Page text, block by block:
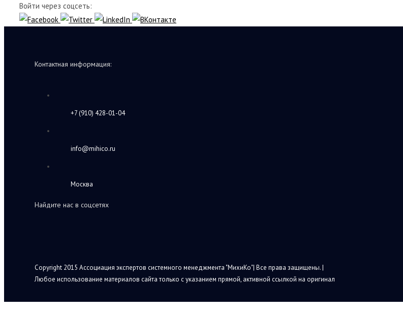
Войти через соцсеть:
Контактная информация:
+7 (910) 428-01-04
info@mihico.ru
Москва
Найдите нас в соцсетях
Copyright 2015 Ассоциация экспертов системного менеджмента "МихиКо"| Все права защищены. |
Любое использование материалов сайта только с указанием прямой, активной ссылкой на оригинал